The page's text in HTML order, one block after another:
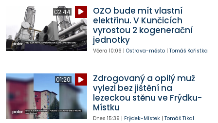
02:44
OZO bude mít vlastní
elektřinu. V Kunčicích
vyrostou 2 kogenerační
jednotky
Včera 10:06 | Ostrava-město| Tomáš Kořistka
01:20
Zdrogovaný a opilý muž
vylezl bez jištění na
lezeckou stěnu ve Frýdku-
Místku
Dnes 15:39 | Frýdek-Místek| Tomáš Tikal